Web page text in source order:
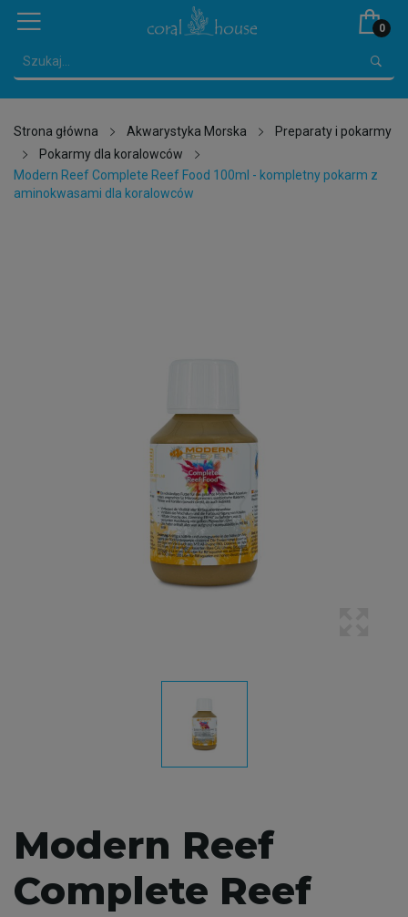
0
Strona główna Akwarystyka Morska
Preparaty i pokarmy
Pokarmy dla koralowców
Modern Reef Complete Reef Food 100ml - kompletny pokarm z
aminokwasami dla koralowców
Modern Reef
Complete Reef